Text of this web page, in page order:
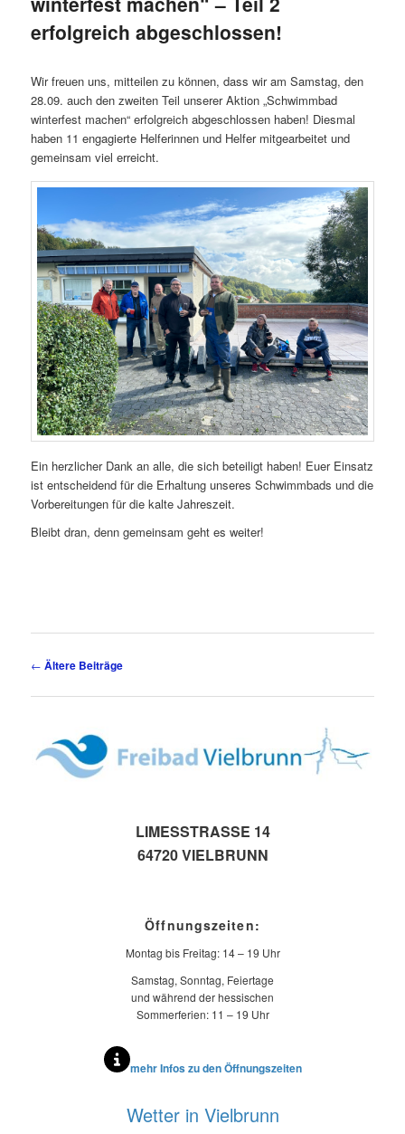
erfolgreich abgeschlossen!
Wir freuen uns, mitteilen zu können, dass wir am Samstag, den
28.09. auch den zweiten Teil unserer Aktion „Schwimmbad
winterfest machen“ erfolgreich abgeschlossen haben! Diesmal
haben 11 engagierte Helferinnen und Helfer mitgearbeitet und
gemeinsam viel erreicht.
Ein herzlicher Dank an alle, die sich beteiligt haben! Euer Einsatz
ist entscheidend für die Erhaltung unseres Schwimmbads und die
Vorbereitungen für die kalte Jahreszeit.
Bleibt dran, denn gemeinsam geht es weiter!
Beitragsnavigation
← Ältere Beiträge
LIMESSTRASSE 14
64720 VIELBRUNN
Öffnungszeiten:
Montag bis Freitag: 14 – 19 Uhr
Samstag, Sonntag, Feiertage
und während der hessischen
Sommerferien: 11 – 19 Uhr
mehr Infos zu den Öffnungszeiten
Wetter in Vielbrunn